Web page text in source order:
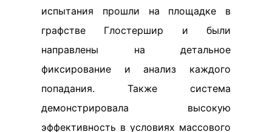
испытания прошли на площадке в
графстве Глостершир и были
направлены на детальное
фиксирование и анализ каждого
попадания. Также система
демонстрировала высокую
эффективность в условиях массового